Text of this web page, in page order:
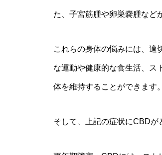
た、子宮筋腫や卵巣嚢腫など
これらの身体の悩みには、適
な運動や健康的な食生活、ス
体を維持することができます。
そして、上記の症状にCBDが